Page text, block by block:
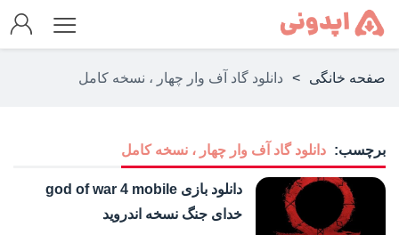
صفحه خانگی > دانلود گاد آف وار چهار ، نسخه کامل
برچسب: دانلود گاد آف وار چهار ، نسخه کامل
دانلود بازی god of war 4 mobile
خدای جنگ نسخه اندروید